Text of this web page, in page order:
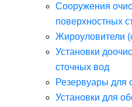
Сооружения
поверхностных
Жироуловители
Установки
сточных вод
Резервуары для
Установки для